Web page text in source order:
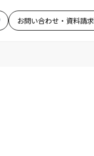
お問い合わせ・資料請求